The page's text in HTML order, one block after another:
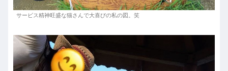
サービス精神旺盛な猫さんで大喜びの私の図。笑